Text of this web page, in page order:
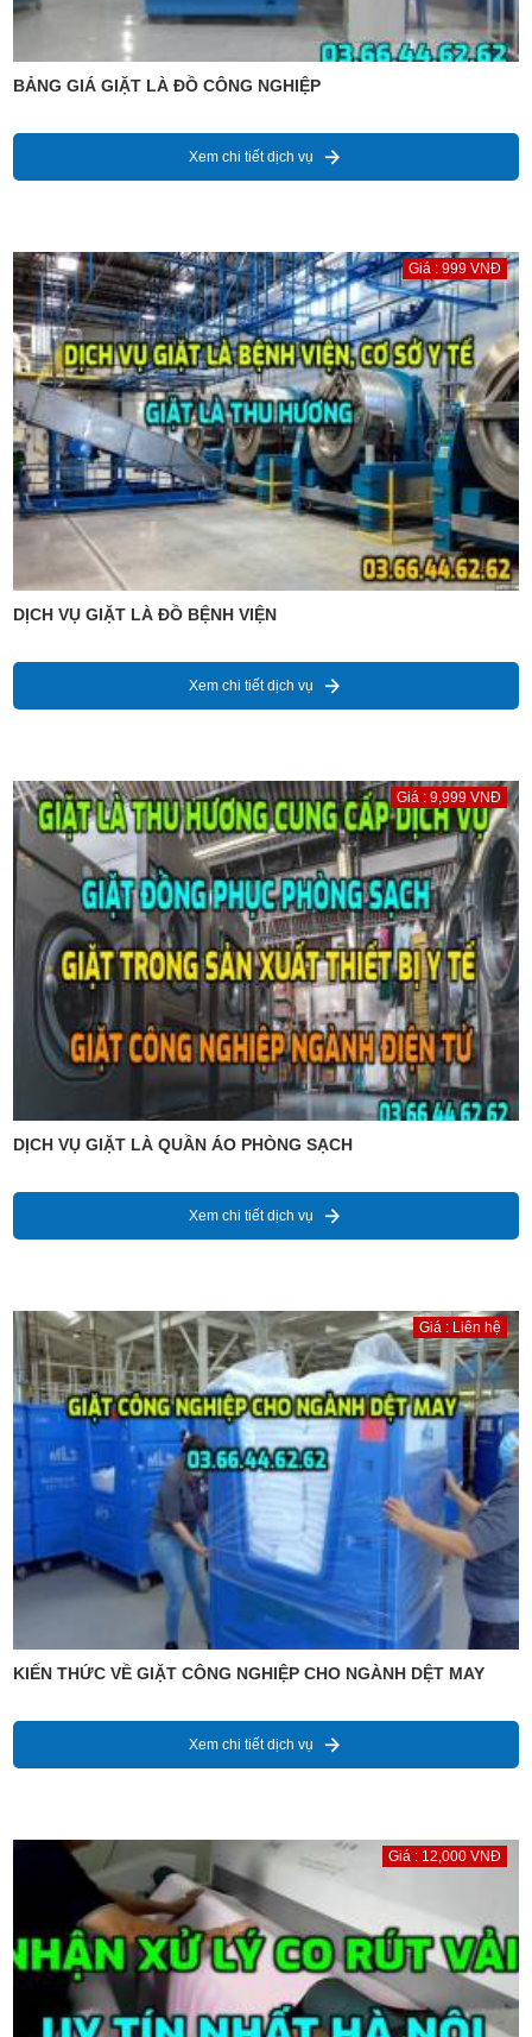
BẢNG GIÁ GIẶT LÀ ĐỒ CÔNG NGHIỆP
Xem chi tiết dịch vụ
Giá : 999 VNĐ
DỊCH VỤ GIẶT LÀ ĐỒ BỆNH VIỆN
Xem chi tiết dịch vụ
Giá : 9,999 VNĐ
DỊCH VỤ GIẶT LÀ QUẦN ÁO PHÒNG SẠCH
Xem chi tiết dịch vụ
Giá : Liên hệ
KIẾN THỨC VỀ GIẶT CÔNG NGHIỆP CHO NGÀNH DỆT MAY
Xem chi tiết dịch vụ
Giá : 12,000 VNĐ